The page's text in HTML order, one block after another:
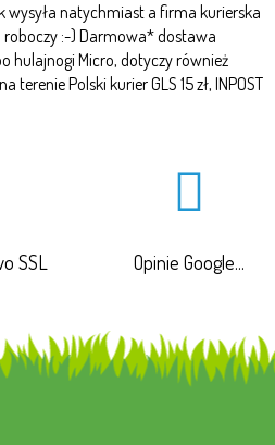
wysyła natychmiast a firma kurierska
roboczy :-) Darmowa* dostawa
hulajnogi Micro, dotyczy również
Polski kurier GLS 15 zł, INPOST
SSL Opinie Google...